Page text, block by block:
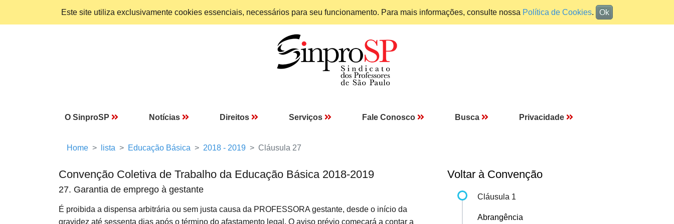
Este site utiliza exclusivamente cookies essenciais, necessários para seu funcionamento. Para mais informações, consulte nossa Política de Cookies. Ok
O SinproSP Notícias Direitos Serviços Fale Conosco Busca Privacidade
Home lista Educação Básica 2018 - 2019 Cláusula 27
Convenção Coletiva de Trabalho da Educação Básica 2018-2019
27. Garantia de emprego à gestante
É proibida a dispensa arbitrária ou sem justa causa da PROFESSORA gestante, desde o início da
gravidez até sessenta dias após o término do afastamento legal. O aviso prévio começará a contar a
Voltar à Convenção
Cláusula 1
Abrangência